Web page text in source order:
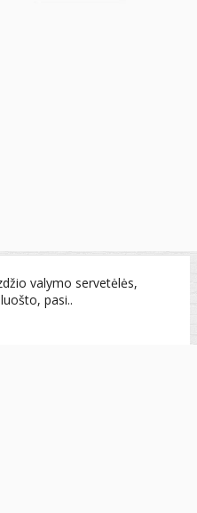
valymo servetėlės,
pasi..